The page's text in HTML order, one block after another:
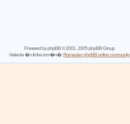
Powered byphpBB© 2001, 2005 phpBB Group
Varianta �n limba rom�n�:Romanian phpBB online community